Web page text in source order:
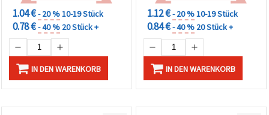
1.04 €- 20 %10-19 Stück
0.78 €- 40 % 20 Stück +
IN DEN WARENKORB
1.12 €- 20 %10-19 Stück
0.84 €- 40 % 20 Stück +
IN DEN WARENKORB